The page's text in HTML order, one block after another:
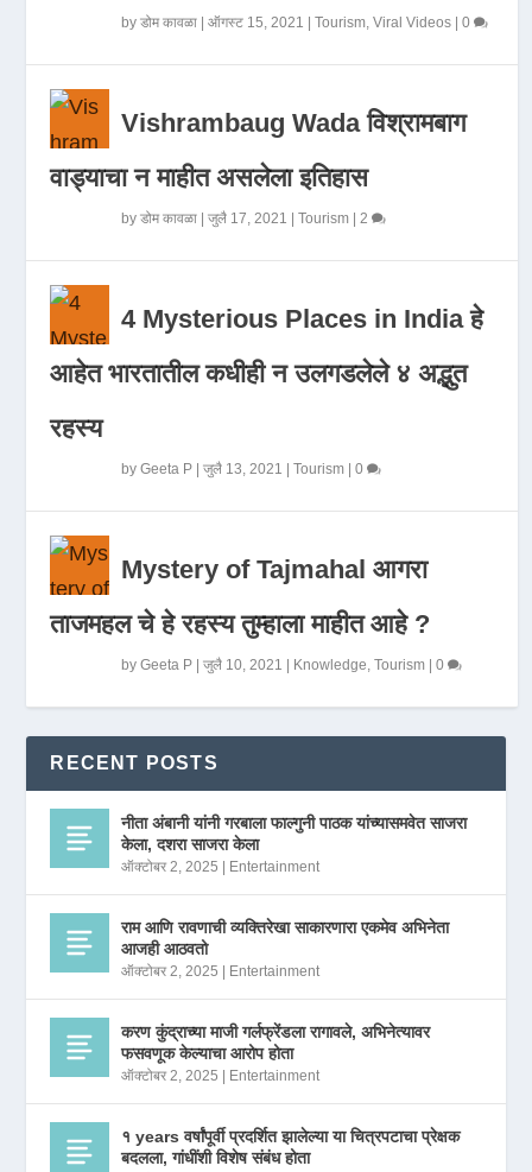
byडोम कावळा |ऑगस्ट 15, 2021 |Tourism,Viral Videos |0
Vishrambaug Wada विश्रामबाग
वाड्याचा न माहीत असलेला इतिहास
byडोम कावळा |जुलै 17, 2021 |Tourism |2
4 Mysterious Places in India हे
आहेत भारतातील कधीही न उलगडलेले ४ अद्भुत
रहस्य
byGeeta P |जुलै 13, 2021 |Tourism |0
Mystery of Tajmahal आगरा
ताजमहल चे हे रहस्य तुम्हाला माहीत आहे ?
byGeeta P |जुलै 10, 2021 Knowledge,Tourism |0
RECENT POSTS
नीता अंबानी यांनी गरबाला फाल्गुनी पाठक यांच्यासमवेत साजरा
केला, दशरा साजरा केला
ऑक्टोबर 2, 2025 Entertainment
राम आणि रावणाची व्यक्तिरेखा साकारणारा एकमेव अभिनेता
आजही आठवतो
ऑक्टोबर 2, 2025 Entertainment
करण कुंद्राच्या माजी गर्लफ्रेंडला रागावले, अभिनेत्यावर
फसवणूक केल्याचा आरोप होता
ऑक्टोबर 2, 2025 Entertainment
१ years वर्षांपूर्वी प्रदर्शित झालेल्या या चित्रपटाचा प्रेक्षक
बदलला, गांधींशी विशेष संबंध होता